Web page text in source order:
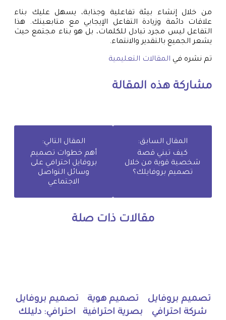
من خلال إنشاء بيئة تفاعلية وجذابة، يسهل عليك بناء
علاقات دائمة وزيادة التفاعل الإيجابي مع متابعينك. هذا
التفاعل ليس مجرد تبادل للكلمات، بل هو بناء مجتمع حيث
يشعر الجميع بالتقدير والانتماء.
تم نشره في المقالات التعليمية
مشاركة هذه المقالة
المقال السابق:
كيف تبني قصة
شخصية قوية من خلال
تصميم بروفايلك؟
المقال التالي:
أهم خطوات تصميم
بروفايل احترافي على
وسائل التواصل
الاجتماعي
مقالات ذات صلة
تصميم بروفايل
شركة احترافي
تصميم هوية
بصرية احترافية
تصميم بروفايل
احترافي: دليلك